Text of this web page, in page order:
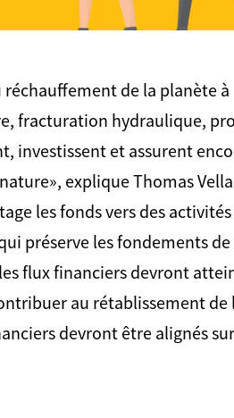
de la planète à
fracturation hydraulique,
investissent et assurent
explique Thomas
les fonds vers des activités
préserve les fondements
flux financiers devront
au rétablissement de
devront être alignés